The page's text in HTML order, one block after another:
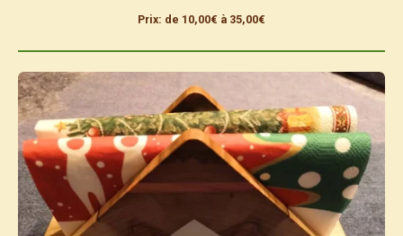
Prix: de 10,00€ à 35,00€